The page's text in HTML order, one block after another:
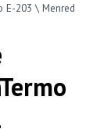
E-203 \ Menred